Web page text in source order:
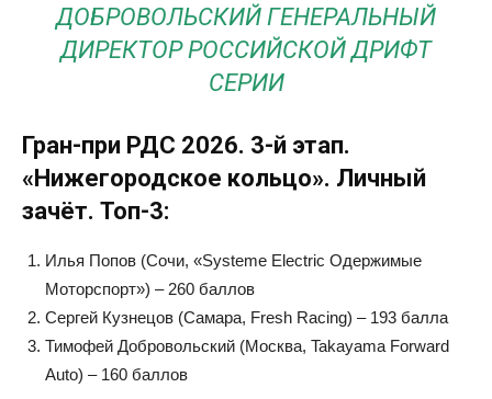
ДОБРОВОЛЬСКИЙ ГЕНЕРАЛЬНЫЙ
ДИРЕКТОР РОССИЙСКОЙ ДРИФТ
СЕРИИ
Гран-при РДС 2026. 3-й этап.
«Нижегородское кольцо». Личный
зачёт. Топ-3:
Илья Попов (Сочи, «Systeme Electric Одержимые
Моторспорт») – 260 баллов
Сергей Кузнецов (Самара, Fresh Racing) – 193 балла
Тимофей Добровольский (Москва, Takayama Forward
Auto) – 160 баллов